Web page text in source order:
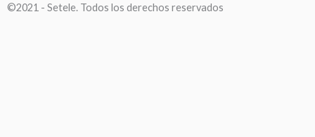
©2021 - Setele. Todos los derechos reservados